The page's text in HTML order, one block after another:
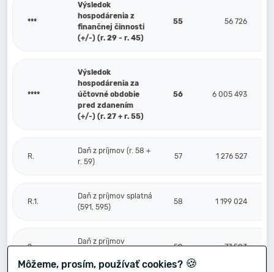
***
Výsledok
hospodárenia z
finančnej činnosti
(+/-) (r. 29 - r. 45)
55 56 726
****
Výsledok
hospodárenia za
účtovné obdobie
pred zdanením
(+/-) (r. 27 + r. 55)
56 6 005 493
R.
Daň z príjmov (r. 58 +
r. 59)
57 1 276 527
R.1.
Daň z príjmov splatná
(591, 595)
58 1 199 024
2.
Daň z príjmov
59 77 503
Môžeme, prosím, používať cookies? 🍪